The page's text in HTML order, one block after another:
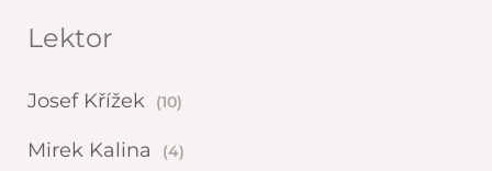
Lektor
Josef Křížek (10)
Mirek Kalina (4)